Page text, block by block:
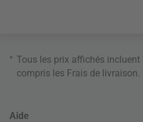
* Tous les prix affichés incluent
compris les Frais de livraison
Aide